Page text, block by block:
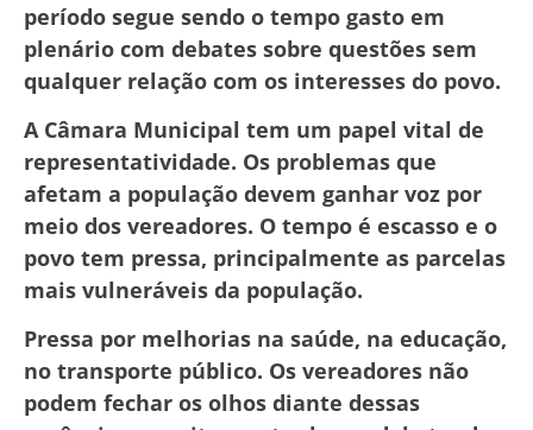
período segue sendo o tempo gasto em
plenário com debates sobre questões sem
qualquer relação com os interesses do povo.
A Câmara Municipal tem um papel vital de
representatividade. Os problemas que
afetam a população devem ganhar voz por
meio dos vereadores. O tempo é escasso e o
povo tem pressa, principalmente as parcelas
mais vulneráveis da população.
Pressa por melhorias na saúde, na educação,
no transporte público. Os vereadores não
podem fechar os olhos diante dessas